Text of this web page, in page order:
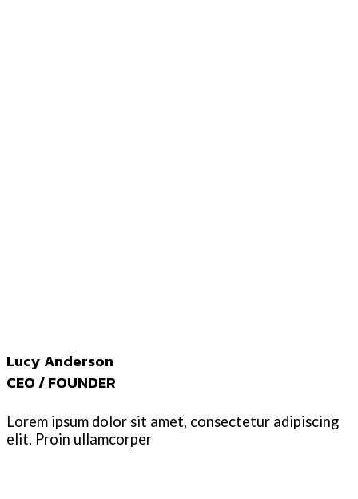
Lucy Anderson
CEO / FOUNDER
Lorem ipsum dolor sit amet, consectetur adipiscing
elit. Proin ullamcorper